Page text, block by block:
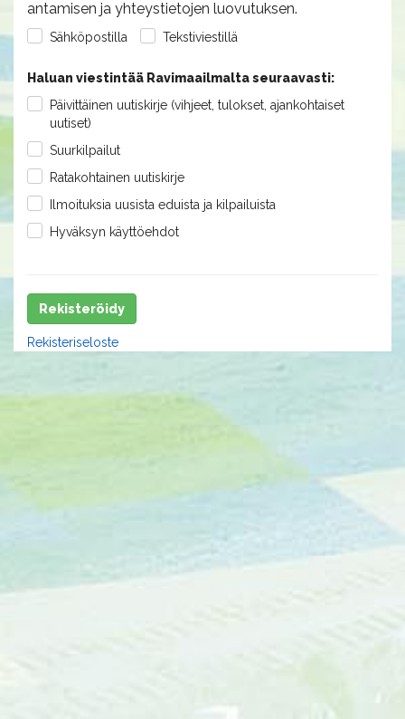
antamisen ja yhteystietojen luovutuksen.
Sähköpostilla Tekstiviestillä
Haluan viestintää Ravimaailmalta seuraavasti:
Päivittäinen uutiskirje (vihjeet, tulokset, ajankohtaiset
uutiset)
Suurkilpailut
Ratakohtainen uutiskirje
Ilmoituksia uusista eduista ja kilpailuista
Hyväksyn käyttöehdot
Rekisteröidy
Rekisteriseloste